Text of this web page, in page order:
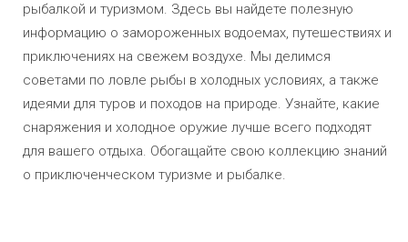
рыбалкой и туризмом. Здесь вы найдете полезную
информацию о замороженных водоемах, путешествиях и
приключениях на свежем воздухе. Мы делимся
советами по ловле рыбы в холодных условиях, а также
идеями для туров и походов на природе. Узнайте, какие
снаряжения и холодное оружие лучше всего подходят
для вашего отдыха. Обогащайте свою коллекцию знаний
о приключенческом туризме и рыбалке.